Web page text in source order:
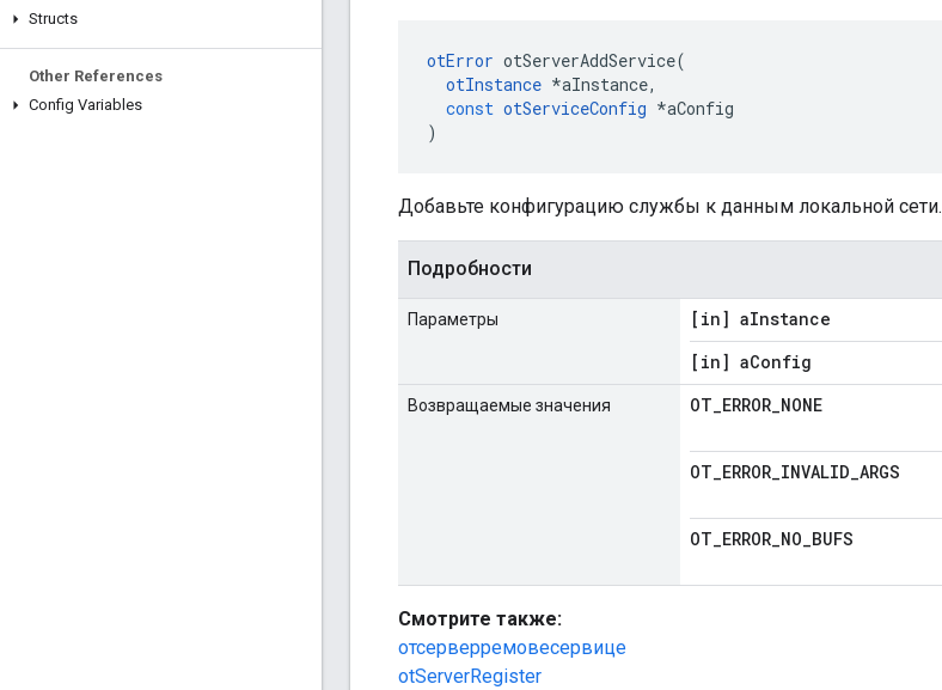
Structs
Other References
Config Variables
otError otServerAddService(
otInstance *aInstance,
const otServiceConfig *aConfig
)
Добавьте конфигурацию службы к данным локальной сети.
Подробности
Параметры [in] aInstance
[in] aConfig
Возвращаемые значения OT_ERROR_NONE
OT_ERROR_INVALID_ARGS
OT_ERROR_NO_BUFS
Смотрите также:
отсерверремовесервице
otServerRegister